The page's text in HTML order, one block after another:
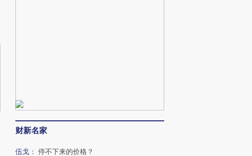
财新名家
伍戈 ： 停不下来的价格？